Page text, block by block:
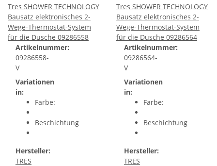
Tres SHOWER TECHNOLOGY
Bausatz elektronisches 2-
Wege-Thermostat-System
für die Dusche 09286558
Artikelnummer:
09286558-
V
Variationen
in:
Farbe:
Beschichtung
Hersteller:
TRES
Tres SHOWER TECHNOLOGY
Bausatz elektronisches 2-
Wege-Thermostat-System
für die Dusche 09286564
Artikelnummer:
09286564-
V
Variationen
in:
Farbe:
Beschichtung
Hersteller:
TRES